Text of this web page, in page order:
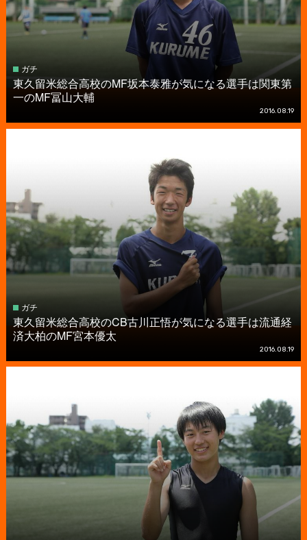
ガチ
東久留米総合高校のMF坂本泰雅が気になる選手は関東第
一のMF冨山大輔
2016.08.19
ガチ
東久留米総合高校のCB古川正悟が気になる選手は流通経
済大柏のMF宮本優太
2016.08.19